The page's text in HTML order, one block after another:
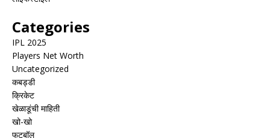
Categories
IPL 2025
Players Net Worth
Uncategorized
कबड्डी
क्रिकेट
खेळाडूंची माहिती
खो-खो
फुटबॉल